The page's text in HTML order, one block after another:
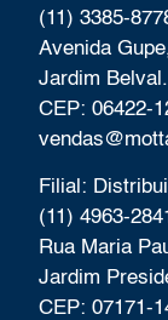
(11) 3385-
Avenida
Jardim
CEP: 06422-
Filial:
(11) 4963-2841
Rua Maria
Jardim
CEP: 07171-